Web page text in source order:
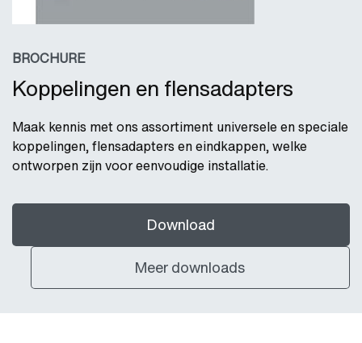
BROCHURE
Koppelingen en flensadapters
Maak kennis met ons assortiment universele en speciale
koppelingen, flensadapters en eindkappen, welke
ontworpen zijn voor eenvoudige installatie.
Download
Meer downloads